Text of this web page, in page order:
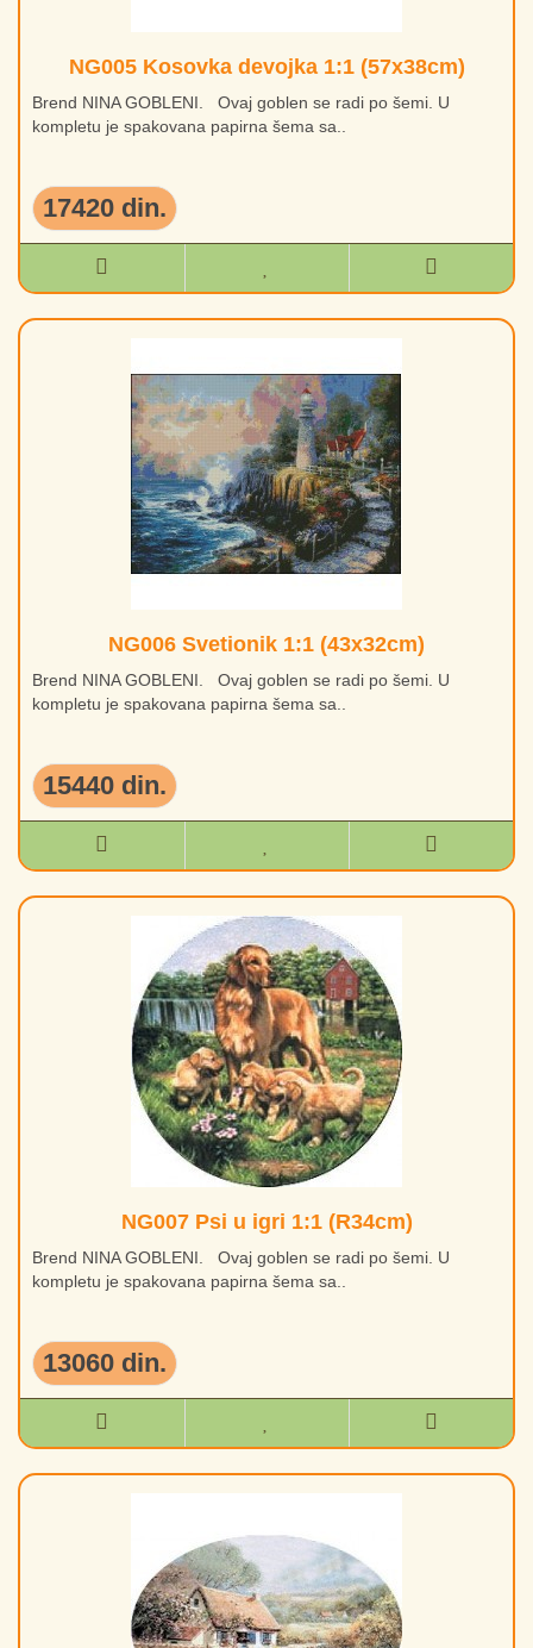
NG005 Kosovka devojka 1:1 (57x38cm)
Brend NINA GOBLENI. Ovaj goblen se radi po šemi. U
kompletu je spakovana papirna šema sa..
17420 din.
NG006 Svetionik 1:1 (43x32cm)
Brend NINA GOBLENI. Ovaj goblen se radi po šemi. U
kompletu je spakovana papirna šema sa..
15440 din.
NG007 Psi u igri 1:1 (R34cm)
Brend NINA GOBLENI. Ovaj goblen se radi po šemi. U
kompletu je spakovana papirna šema sa..
13060 din.